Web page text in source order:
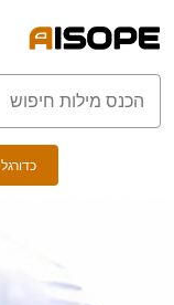
כדורגל